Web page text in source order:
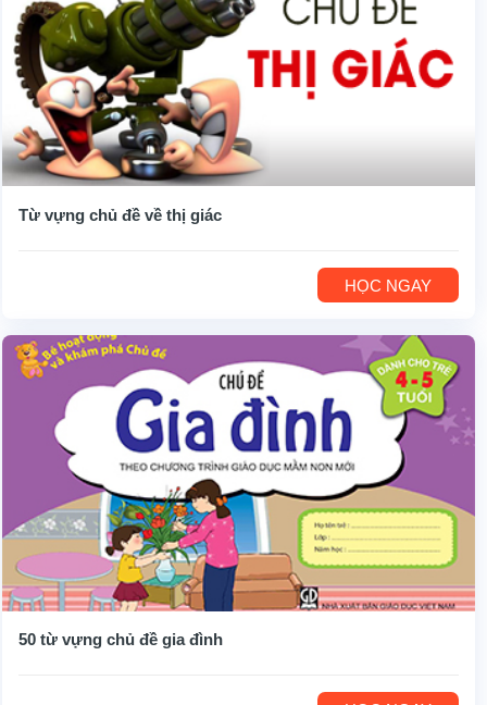
Từ vựng chủ đề về thị giác
HỌC NGAY
50 từ vựng chủ đề gia đình